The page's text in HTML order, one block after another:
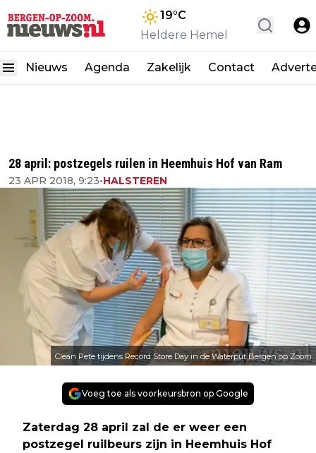
19°C
Heldere Hemel
Nieuws Agenda Zakelijk Contact
28 april: postzegels ruilen in Heemhuis Hof van Ram
23 APR 2018, 9:23•HALSTEREN
Clean Pete tijdens Record Store Day in de Waterput Bergen op Zoom
Voeg toe als voorkeursbron op Google
Zaterdag 28 april zal de er weer een
postzegel ruilbeurs zijn in Heemhuis Hof